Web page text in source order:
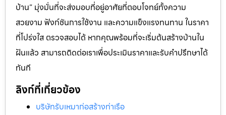
บ้าน” มุ่งมั่นที่จะส่งมอบที่อยู่อาศัยที่ตอบโจทย์ทั้งความ
สวยงาม ฟังก์ชันการใช้งาน และความแข็งแรงทนทาน ในราคา
ที่โปร่งใส ตรวจสอบได้ หากคุณพร้อมที่จะเริ่มต้นสร้างบ้านใน
ฝันแล้ว สามารถติดต่อเราเพื่อประเมินราคาและรับคำปรึกษาได้
ทันที
ลิงก์ที่เกี่ยวข้อง
บริษัทรับเหมาก่อสร้างท่าเรือ